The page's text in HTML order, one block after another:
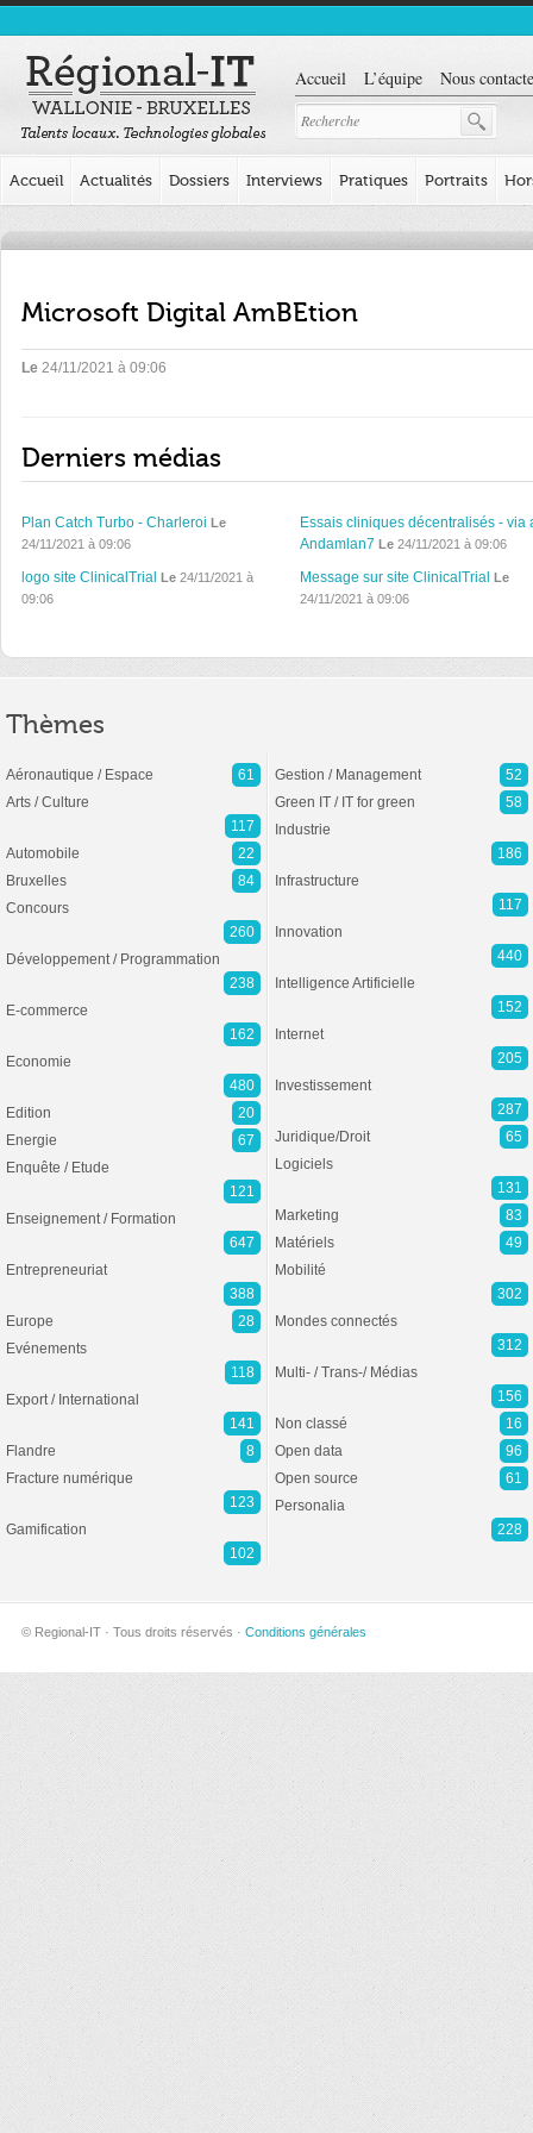
Accueil L’équipe Nous
Accueil Actualités Dossiers Interviews Pratiques Portraits
Microsoft Digital AmBEtion
Le 24/11/2021 à 09:06
Derniers médias
Plan Catch Turbo - Charleroi Le
24/11/2021 à 09:06
Essais cliniques décentralisés - via
Andamlan7 Le24/11/2021 à 09:06
logo site ClinicalTrial Le 24/11/2021 à
09:06
Message sur site ClinicalTrial Le
24/11/2021 à 09:06
Thèmes
Aéronautique / Espace
61
Arts / Culture
117
Automobile
22
Bruxelles
84
Concours
260
Développement / Programmation
238
E-commerce
162
Economie
480
Edition
20
Energie
67
Enquête / Etude
121
Enseignement / Formation
647
Entrepreneuriat
388
Europe
28
Evénements
118
Export / International
141
Flandre
8
Fracture numérique
123
Gamification
102
Gestion / Management
52
Green IT / IT for green
58
Industrie
186
Infrastructure
117
Innovation
440
Intelligence Artificielle
152
Internet
205
Investissement
287
Juridique/Droit
65
Logiciels
131
Marketing
83
Matériels
49
Mobilité
302
Mondes connectés
312
Multi- / Trans-/ Médias
156
Non classé
16
Open data
96
Open source
61
Personalia
228
© Regional-IT · Tous droits réservés · Conditions générales